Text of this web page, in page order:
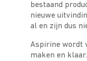
bestaand
nieuwe
al en zijn dus
Aspirine wordt
maken en